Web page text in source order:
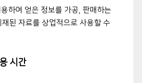
하여 얻은 정보를 가공, 판매하는
된 자료를 상업적으로 사용할 수
시간